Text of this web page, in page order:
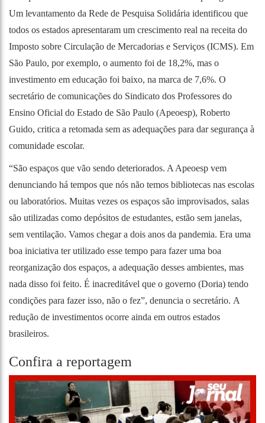
Um levantamento da Rede de Pesquisa Solidária identificou que
todos os estados apresentaram um crescimento real na receita do
Imposto sobre Circulação de Mercadorias e Serviços (ICMS). Em
São Paulo, por exemplo, o aumento foi de 18,2%, mas o
investimento em educação foi baixo, na marca de 7,6%. O
secretário de comunicações do Sindicato dos Professores do
Ensino Oficial do Estado de São Paulo (Apeoesp), Roberto
Guido, critica a retomada sem as adequações para dar segurança à
comunidade escolar.
“São espaços que vão sendo deteriorados. A Apeoesp vem
denunciando há tempos que nós não temos bibliotecas nas escolas
ou laboratórios. Muitas vezes os espaços são improvisados, salas
são utilizadas como depósitos de estudantes, estão sem janelas,
sem ventilação. Vamos chegar a dois anos da pandemia. Era uma
boa iniciativa ter utilizado esse tempo para fazer uma boa
reorganização dos espaços, a adequação desses ambientes, mas
nada disso foi feito. É inacreditável que o governo (Doria) tendo
condições para fazer isso, não o fez”, denuncia o secretário. A
redução de investimentos ocorre ainda em outros estados
brasileiros.
Confira a reportagem